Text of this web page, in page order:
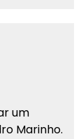
um
Marinho.